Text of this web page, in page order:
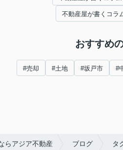
不動産屋が書くコラ
おすすめ
#売却 #土地 #坂戸市 #
らアジア不動産 ブログ タ